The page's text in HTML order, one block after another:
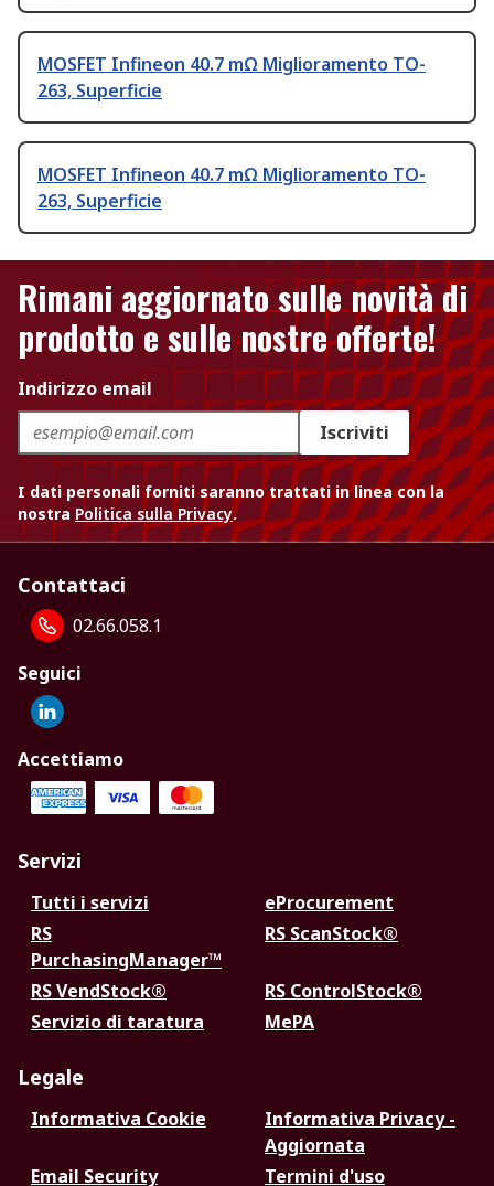
MOSFET Infineon 40.7 mΩ Miglioramento TO-
263, Superficie
MOSFET Infineon 40.7 mΩ Miglioramento TO-
263, Superficie
Rimani aggiornato sulle novità di
prodotto e sulle nostre offerte!
Indirizzo email
Iscriviti
I dati personali forniti saranno trattati in linea con la
nostra Politica sulla Privacy.
Contattaci
02.66.058.1
Seguici
Accettiamo
Servizi
Tutti i servizi
eProcurement
RS
PurchasingManager™
RS ScanStock®
RS VendStock®
RS ControlStock®
Servizio di taratura
MePA
Legale
Informativa Cookie
Informativa Privacy -
Aggiornata
Email Security
Termini d'uso